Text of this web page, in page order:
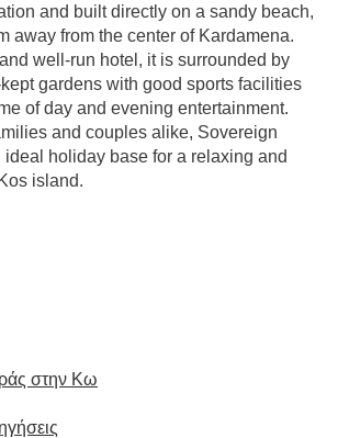
and built directly on a sandy beach,
away from the center of Kardamena.
well-run hotel, it is surrounded by
gardens with good sports facilities
of day and evening entertainment.
and couples alike, Sovereign
holiday base for a relaxing and
island.
στην Κω